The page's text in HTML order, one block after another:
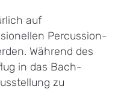
auf
Percussion-
Während des
in das Bach-
zu